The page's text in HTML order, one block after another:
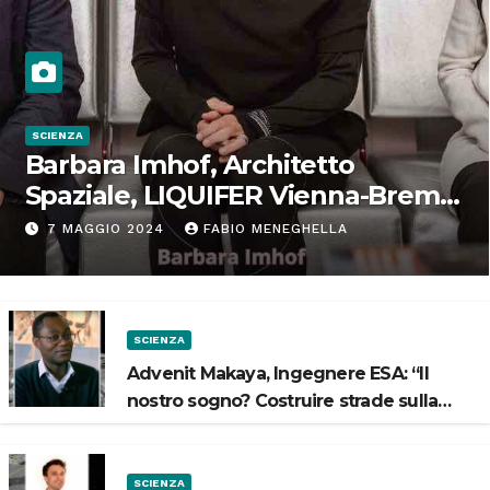
SCIENZA
Barbara Imhof, Architetto
Spaziale, LIQUIFER Vienna-Brema:
“Progettiamo habitat per lo
Spazio”
7 MAGGIO 2024 FABIO MENEGHELLA
SCIENZA
Advenit Makaya, Ingegnere ESA: “Il
nostro sogno? Costruire strade sulla
SCIENZA